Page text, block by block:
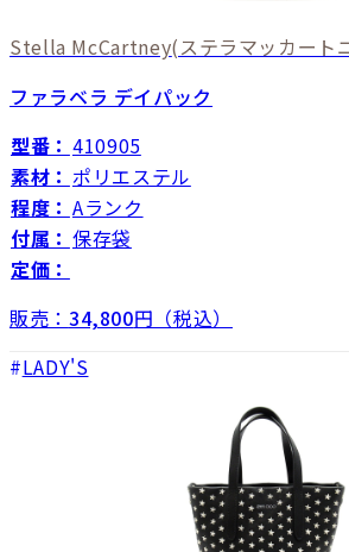
Stella McCartney(ステラマッカート
ファラベラ デイパック
型番： 410905
素材： ポリエステル
程度： Aランク
付属： 保存袋
定価：
販売： 34,800円（税込）
LADY'S